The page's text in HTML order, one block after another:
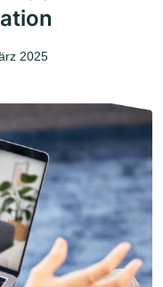
2025